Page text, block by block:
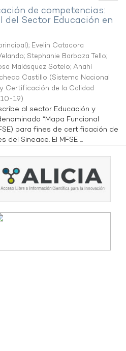
de competencias:
Sector Educación en
; Evelin Catacora
; Stephanie Barboza Tello;
Malásquez Sotelo; Anahí
Castillo (Sistema Nacional
Certificación de la Calidad
19)
al sector Educación y
“Mapa Funcional
para fines de certificación de
Sineace. El MFSE ...
de la